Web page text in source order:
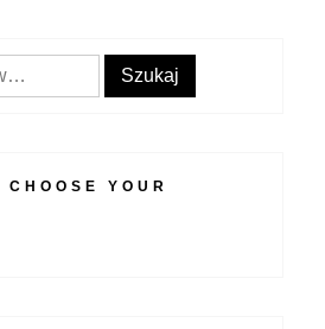
Szukaj
YOUR